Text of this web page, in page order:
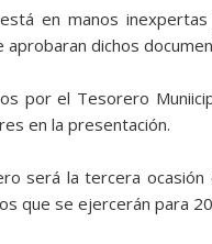
en manos
dichos
por el Tesorero
en la presentación.
será la tercera
que se ejercerán para